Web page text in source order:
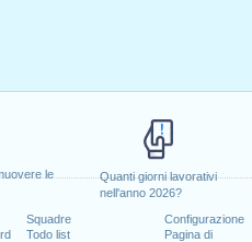
le
Quanti giorni lavorativi
nell'anno 2026?
Squadre
Todo list
Configurazione
Pagina di